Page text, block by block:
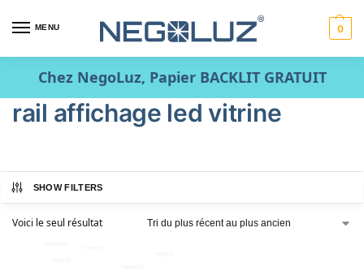
MENU 0
Chez NegoLuz, Papier BACKLIT GRATUIT
rail affichage led vitrine
SHOW FILTERS
Voici le seul résultat